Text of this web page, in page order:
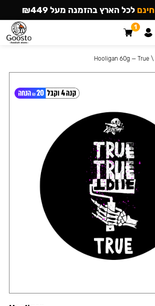
\
Hooligan 60g — True
חינם לכל הארץ בהזמנה מעל ₪449
1